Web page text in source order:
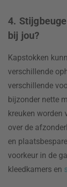
4.
bij jou?
Kapstokken
verschillende
verschillende
bijzonder nette
kreuken worden
over de
en
voorkeur in de
kleedkamers en